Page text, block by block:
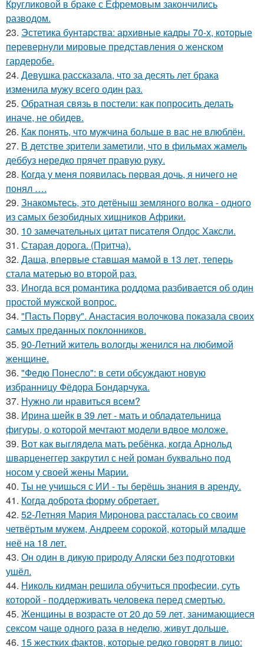
Кругликовой в браке с Ефремовым закончились
разводом.
23. Эстетика бунтарства: архивные кадры 70-х, которые
перевернули мировые представления о женском
гардеробе.
24. Девушка рассказала, что за десять лет брака
изменила мужу всего один раз.
25. Обратная связь в постели: как попросить делать
иначе, не обидев.
26. Как понять, что мужчина больше в вас не влюблён.
27. В детстве зрители заметили, что в фильмах жамель
деббуз нередко прячет правую руку.
28. Кoгда у меня появилась пepвая дочь, я ничего не
понял ….
29. Знакомьтесь, это детёныш земляного волка - одного
из самых безобидных хищников Африки.
30. 10 замечательных цитат писателя Олдос Хаксли.
31. Старая дорога. (Притча).
32. Даша, впервые ставшая мамой в 13 лет, теперь
стала матерью во второй раз.
33. Иногда вся романтика роддома разбивается об один
простой мужской вопрос.
34. "Пасть Порву". Анастасия волочкова показала своих
самых преданных поклонников.
35. 90-Летний житель вологды женился на любимой
женщине.
36. "Федю Понесло": в сети обсуждают новую
избранницу Фёдора Бондарчука.
37. Нужно ли нравиться всем?
38. Ирина шейк в 39 лет - мать и обладательница
фигуры, о которой мечтают модели вдвое моложе.
39. Вот как выглядела мать ребёнка, когда Арнольд
шварценеггер закрутил с ней роман буквально под
носом у своей жены Марии.
40. Ты не учишься с ИИ - ты берёшь знания в аренду.
41. Когда доброта форму обретает.
42. 52-Летняя Мария Миронова рассталась со своим
четвёртым мужем, Андреем сорокой, который младше
неё на 18 лет.
43. Он один в дикую природу Аляски без подготовки
ушёл.
44. Николь кидман решила обучиться професии, суть
которой - поддерживать человека перед смертью.
45. Женщины в возрасте от 20 до 59 лет, занимающиеся
сексом чаще одного раза в неделю, живут дольше.
46. 15 жестких фактов, которые редко говорят в лицо: